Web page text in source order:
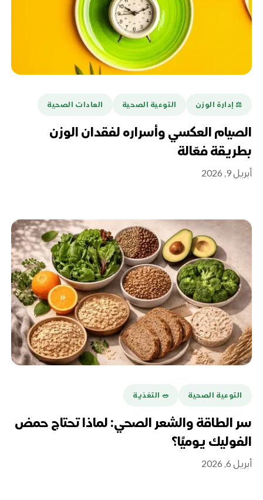
⚖️ إدارة الوزن التوعية الصحية العادات الصحية
الصيام العكسي وأسراره لفقدان الوزن
بطريقة فعّالة
أبريل 9, 2026
التوعية الصحية 🥗 التغذية
سر الطاقة والشعر الصحي: لماذا تحتاج حمض
الفوليك يوميًا؟
أبريل 6, 2026